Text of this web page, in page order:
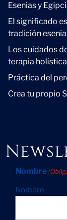
Esenias y
El significado
tradición esenia
Los cuidados
terapia
Práctica del
Crea tu propio
Nombre
Nombre